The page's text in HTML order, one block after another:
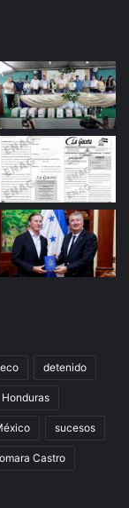
detenido
Honduras
sucesos
Castro